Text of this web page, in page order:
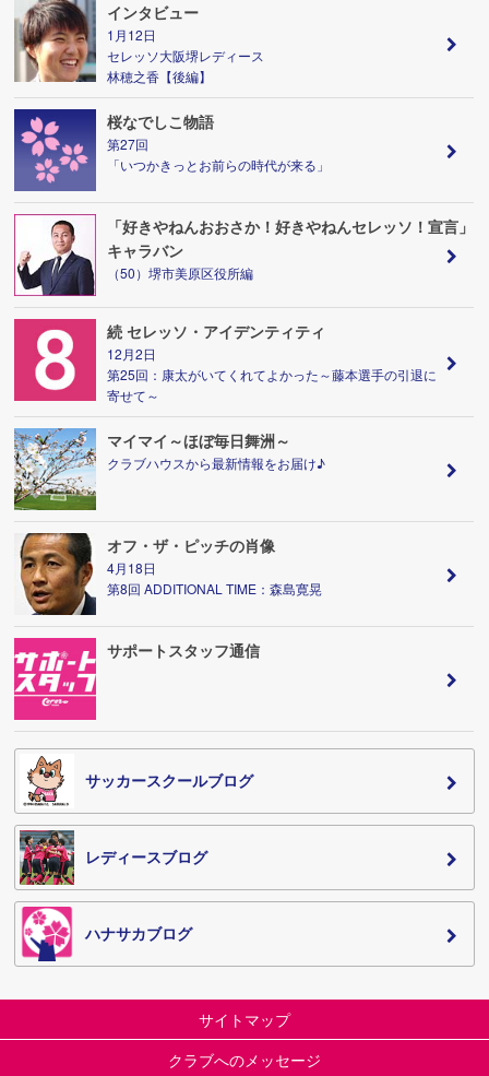
インタビュー
1月12日
セレッソ大阪堺レディース
林穂之香【後編】
桜なでしこ物語
第27回
「いつかきっとお前らの時代が来る」
「好きやねんおおさか！好きやねんセレッソ！宣言」
キャラバン
（50）堺市美原区役所編
続 セレッソ・アイデンティティ
12月2日
第25回：康太がいてくれてよかった～藤本選手の引退に
寄せて～
マイマイ～ほぼ毎日舞洲～
クラブハウスから最新情報をお届け♪
オフ・ザ・ピッチの肖像
4月18日
第8回 ADDITIONAL TIME：森島寛晃
サポートスタッフ通信
サッカースクールブログ
レディースブログ
ハナサカブログ
サイトマップ
クラブへのメッセージ